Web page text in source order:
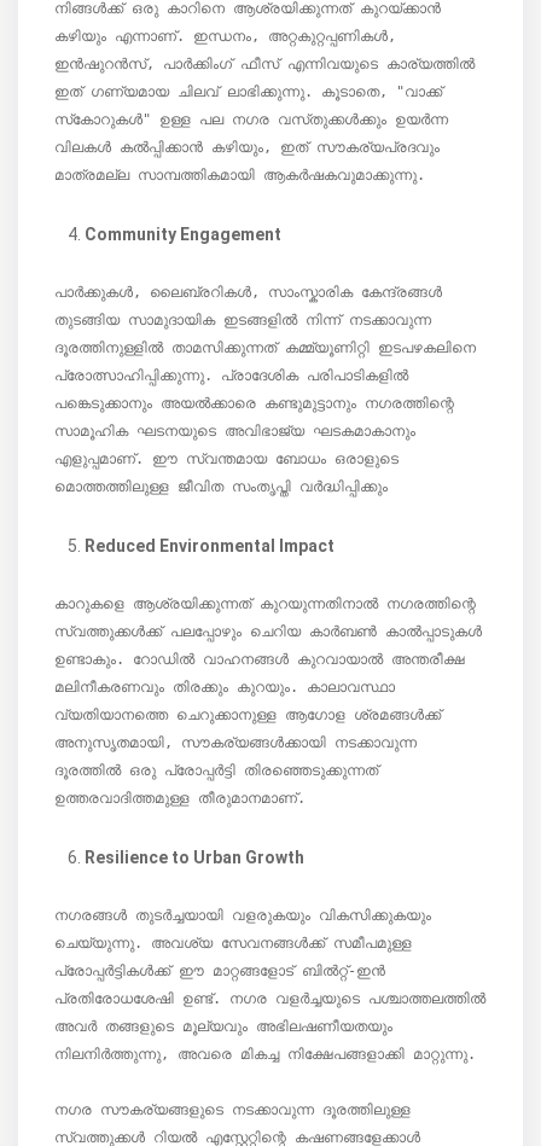
നിങ്ങൾക്ക് ഒരു കാറിനെ ആശ്രയിക്കുന്നത് കുറയ്ക്കാൻ
കഴിയും എന്നാണ്. ഇന്ധനം, അറ്റകുറ്റപ്പണികൾ,
ഇൻഷുറൻസ്, പാർക്കിംഗ് ഫീസ് എന്നിവയുടെ കാര്യത്തിൽ
ഇത് ഗണ്യമായ ചിലവ് ലാഭിക്കുന്നു. കൂടാതെ, "വാക്ക്
സ്‌കോറുകൾ" ഉള്ള പല നഗര വസ്‌തുക്കൾക്കും ഉയർന്ന
വിലകൾ കൽപ്പിക്കാൻ കഴിയും, ഇത് സൗകര്യപ്രദവും
മാത്രമല്ല സാമ്പത്തികമായി ആകർഷകവുമാക്കുന്നു.
Community Engagement
പാർക്കുകൾ, ലൈബ്രറികൾ, സാംസ്കാരിക കേന്ദ്രങ്ങൾ
തുടങ്ങിയ സാമുദായിക ഇടങ്ങളിൽ നിന്ന് നടക്കാവുന്ന
ദൂരത്തിനുള്ളിൽ താമസിക്കുന്നത് കമ്മ്യൂണിറ്റി ഇടപഴകലിനെ
പ്രോത്സാഹിപ്പിക്കുന്നു. പ്രാദേശിക പരിപാടികളിൽ
പങ്കെടുക്കാനും അയൽക്കാരെ കണ്ടുമുട്ടാനും നഗരത്തിന്റെ
സാമൂഹിക ഘടനയുടെ അവിഭാജ്യ ഘടകമാകാനും
എളുപ്പമാണ്. ഈ സ്വന്തമായ ബോധം ഒരാളുടെ
മൊത്തത്തിലുള്ള ജീവിത സംതൃപ്തി വർദ്ധിപ്പിക്കും
Reduced Environmental Impact
കാറുകളെ ആശ്രയിക്കുന്നത് കുറയുന്നതിനാൽ നഗരത്തിന്റെ
സ്വത്തുക്കൾക്ക് പലപ്പോഴും ചെറിയ കാർബൺ കാൽപ്പാടുകൾ
ഉണ്ടാകും. റോഡിൽ വാഹനങ്ങൾ കുറവായാൽ അന്തരീക്ഷ
മലിനീകരണവും തിരക്കും കുറയും. കാലാവസ്ഥാ
വ്യതിയാനത്തെ ചെറുക്കാനുള്ള ആഗോള ശ്രമങ്ങൾക്ക്
അനുസൃതമായി, സൗകര്യങ്ങൾക്കായി നടക്കാവുന്ന
ദൂരത്തിൽ ഒരു പ്രോപ്പർട്ടി തിരഞ്ഞെടുക്കുന്നത്
ഉത്തരവാദിത്തമുള്ള തീരുമാനമാണ്.
Resilience to Urban Growth
നഗരങ്ങൾ തുടർച്ചയായി വളരുകയും വികസിക്കുകയും
ചെയ്യുന്നു. അവശ്യ സേവനങ്ങൾക്ക് സമീപമുള്ള
പ്രോപ്പർട്ടികൾക്ക് ഈ മാറ്റങ്ങളോട് ബിൽറ്റ്-ഇൻ
പ്രതിരോധശേഷി ഉണ്ട്. നഗര വളർച്ചയുടെ പശ്ചാത്തലത്തിൽ
അവർ തങ്ങളുടെ മൂല്യവും അഭിലഷണീയതയും
നിലനിർത്തുന്നു, അവരെ മികച്ച നിക്ഷേപങ്ങളാക്കി മാറ്റുന്നു.
നഗര സൗകര്യങ്ങളുടെ നടക്കാവുന്ന ദൂരത്തിലുള്ള
സ്വത്തുക്കൾ റിയൽ എസ്റ്റേറ്റിന്റെ കഷണങ്ങളേക്കാൾ